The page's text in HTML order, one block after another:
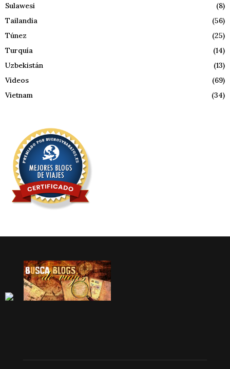
Sulawesi
(8)
Tailandia
(56)
Túnez
(25)
Turquía
(14)
Uzbekistán
(13)
Videos
(69)
Vietnam
(34)